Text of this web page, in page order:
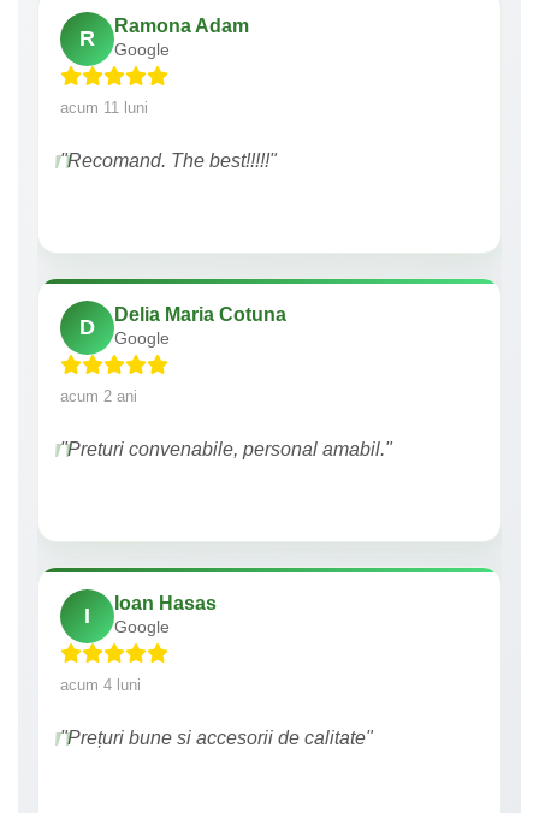
R
Ramona Adam
Google
acum 11 luni
"Recomand. The best!!!!!"
D
Delia Maria Cotuna
Google
acum 2 ani
"Preturi convenabile, personal amabil."
I
Ioan Hasas
Google
acum 4 luni
"Prețuri bune si accesorii de calitate"